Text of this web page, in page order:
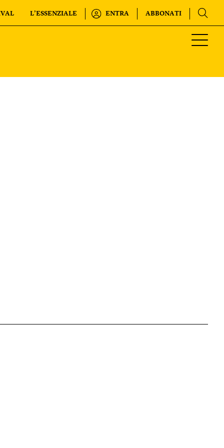
L’ESSENZIALE ENTRA ABBONATI